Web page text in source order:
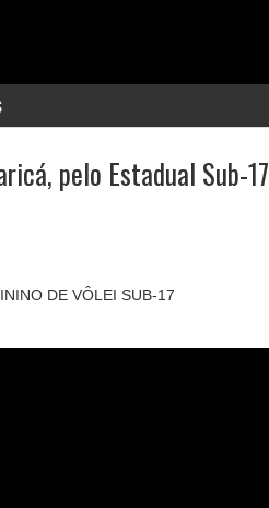
pelo Estadual Sub-17
DE VÔLEI SUB-17